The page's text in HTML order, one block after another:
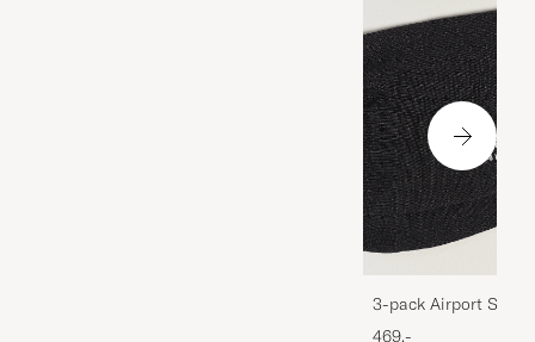
3-pack Airport
Melange
469,-